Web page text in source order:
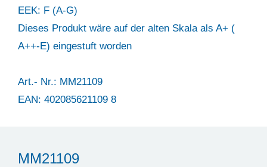
EEK: F (A-G)
Dieses Produkt wäre auf der alten Skala als A+ (
A++-E) eingestuft worden
Art.- Nr.: MM21109
EAN: 402085621109 8
MM21109